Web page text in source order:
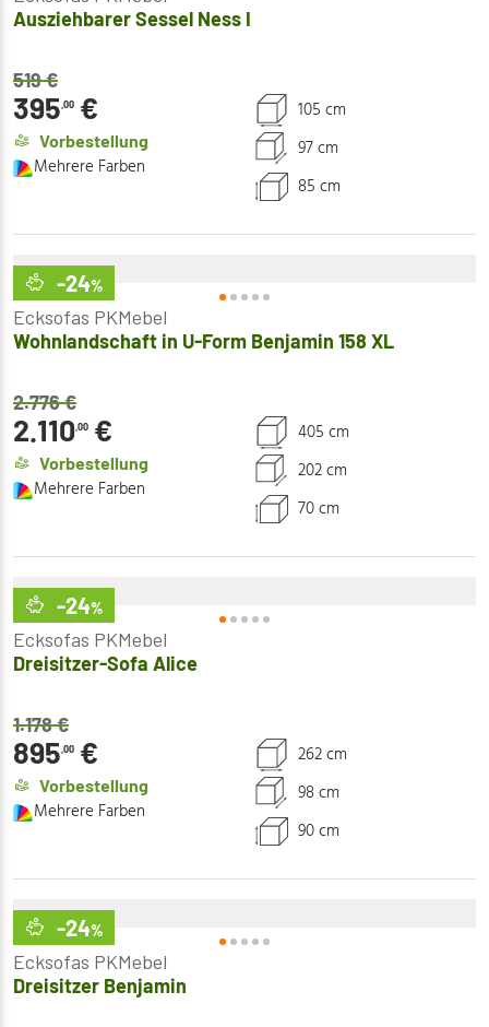
Ausziehbarer Sessel Ness I
519€
395,00 €
Vorbestellung
Mehrere Farben
105 cm
97 cm
85 cm
-24%
Ecksofas PKMebel
Wohnlandschaft in U-Form Benjamin 158 XL
2.776€
2.110,00 €
Vorbestellung
Mehrere Farben
405 cm
202 cm
70 cm
-24%
Ecksofas PKMebel
Dreisitzer-Sofa Alice
1.178€
895,00 €
Vorbestellung
Mehrere Farben
262 cm
98 cm
90 cm
-24%
Ecksofas PKMebel
Dreisitzer Benjamin